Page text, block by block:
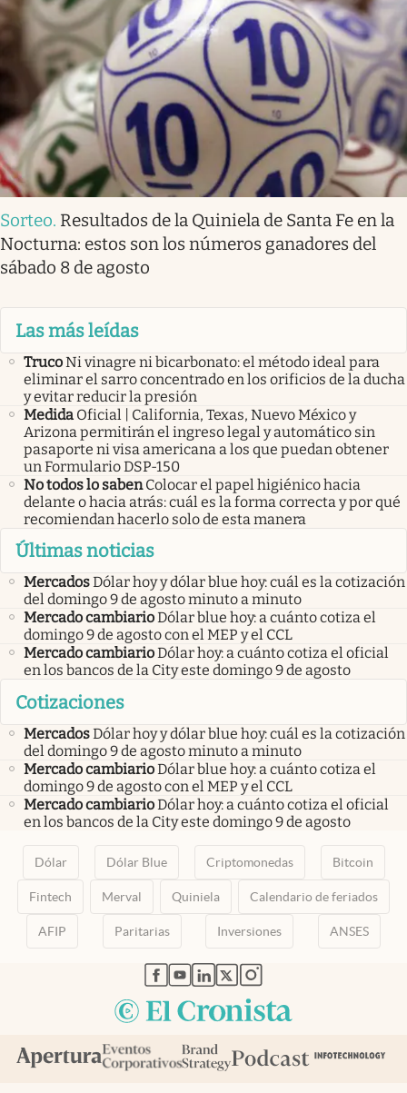
Sorteo. Resultados de la Quiniela de Santa Fe en la
Nocturna: estos son los números ganadores del
sábado 8 de agosto
Las más leídas
TrucoNi vinagre ni bicarbonato: el método ideal para
eliminar el sarro concentrado en los orificios de la ducha
y evitar reducir la presión
Medida Oficial | California, Texas, Nuevo México y
Arizona permitirán el ingreso legal y automático sin
pasaporte ni visa americana a los que puedan obtener
un Formulario DSP-150
No todos lo saben Colocar el papel higiénico hacia
delante o hacia atrás: cuál es la forma correcta y por qué
recomiendan hacerlo solo de esta manera
Últimas noticias
MercadosDólar hoy y dólar blue hoy: cuál es la cotización
del domingo 9 de agosto minuto a minuto
Mercado cambiarioDólar blue hoy: a cuánto cotiza el
domingo 9 de agosto con el MEP y el CCL
Mercado cambiarioDólar hoy: a cuánto cotiza el oficial
en los bancos de la City este domingo 9 de agosto
Cotizaciones
MercadosDólar hoy y dólar blue hoy: cuál es la cotización
del domingo 9 de agosto minuto a minuto
Mercado cambiarioDólar blue hoy: a cuánto cotiza el
domingo 9 de agosto con el MEP y el CCL
Mercado cambiarioDólar hoy: a cuánto cotiza el oficial
en los bancos de la City este domingo 9 de agosto
Dólar Dólar Blue Criptomonedas Bitcoin
Fintech Merval Quiniela Calendario de feriados
AFIP Paritarias Inversiones ANSES
abre en nueva pestaña
abre en nueva pestaña
abre en nueva pestaña
abre en nueva pestaña
abre en nueva pestaña